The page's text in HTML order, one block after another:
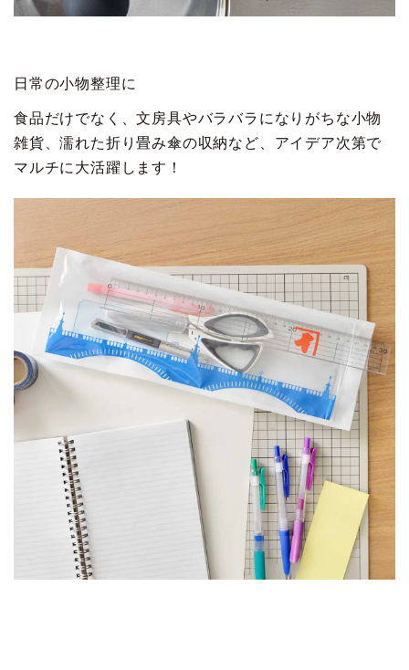
日常の小物整理に
食品だけでなく、文房具やバラバラになりがちな小物
雑貨、濡れた折り畳み傘の収納など、アイデア次第で
マルチに大活躍します！